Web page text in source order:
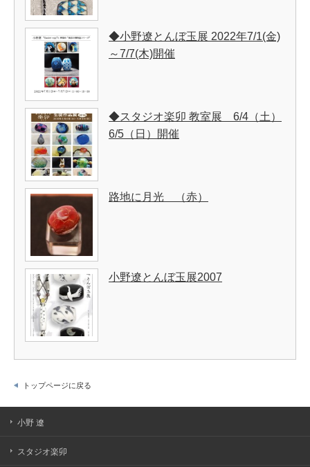
◆小野遼とんぼ玉展 2022年7/1(金)
～7/7(木)開催
◆スタジオ楽卯 教室展 6/4（土）
6/5（日）開催
路地に月光 （赤）
小野遼とんぼ玉展2007
トップページに戻る
小野 遼
スタジオ楽卯